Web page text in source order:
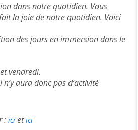
dans notre quotidien. Vous
la joie de notre quotidien. Voici
des jours en immersion dans le
vendredi.
aura donc pas d’activité
: ici etici